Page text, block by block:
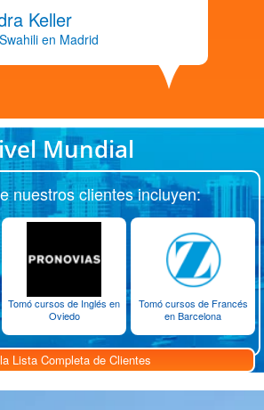
Keller
en Madrid
Mundial
nuestros clientes incluyen:
Tomó cursos de Inglés en
Oviedo
Tomó cursos de Francés
en Barcelona
Lista Completa de Clientes